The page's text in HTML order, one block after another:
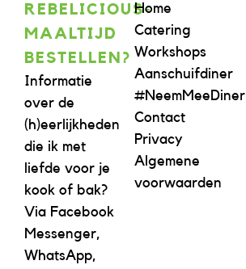
REBELICIOUS-
MAALTIJD
BESTELLEN?
Informatie
over de
(h)eerlijkheden
die ik met
liefde voor je
kook of bak?
Via Facebook
Messenger,
WhatsApp,
Home
Catering
Workshops
Aanschuifdiner
#NeemMeeDiner
Contact
Privacy
Algemene
voorwaarden